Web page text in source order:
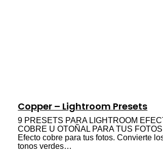
Copper – Lightroom Presets
9 PRESETS PARA LIGHTROOM
COBRE U OTOÑAL PARA TUS FOTOS
Efecto cobre para tus fotos. Convierte
tonos verdes…